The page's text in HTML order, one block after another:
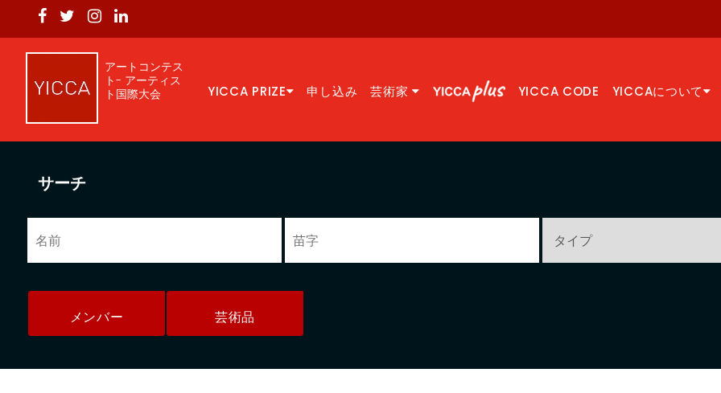
アートコンテス
ト- アーティス
ト国際大会
YICCA PRIZE 申し込み 芸術家 YICCA CODE YICCAについて
サーチ
メンバー 芸術品